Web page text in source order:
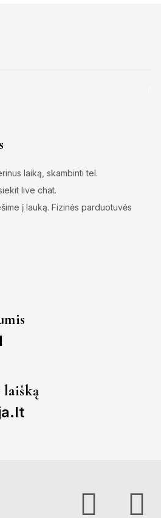
laiką, skambinti tel.
live chat.
į lauką. Fizinės parduotuvės
laišką